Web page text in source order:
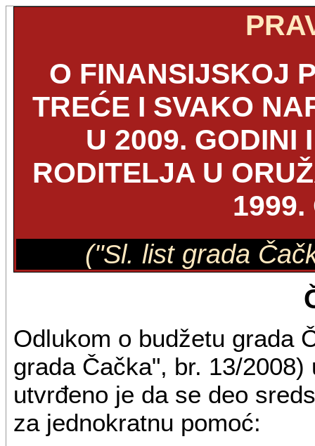
O FINANSIJSKOJ
TREĆE I SVAKO
U 2009. GODINI
RODITELJA U
1999.
("Sl. list grada
Odlukom o budžetu grada
grada Čačka", br. 13/
utvrđeno je da se deo
za jednokratnu pomoć: